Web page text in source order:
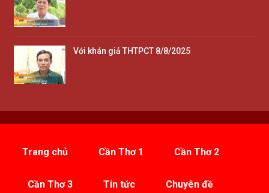
Với khán giả THTPCT 8/8/2025
Trang chủ Cần Thơ 1 Cần Thơ 2
Cần Thơ 3 Tin tức Chuyên đề